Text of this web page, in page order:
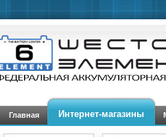
Главная Интернет-магазины